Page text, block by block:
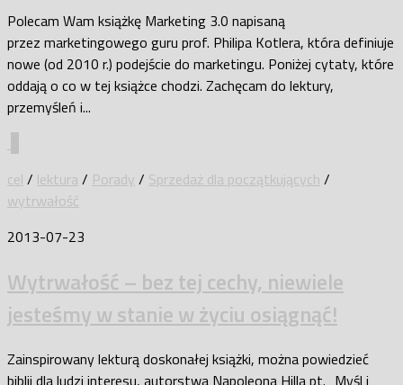
Polecam Wam książkę Marketing 3.0 napisaną
przez marketingowego guru prof. Philipa Kotlera, która definiuje
nowe (od 2010 r.) podejście do marketingu. Poniżej cytaty, które
oddają o co w tej książce chodzi. Zachęcam do lektury,
przemyśleń i...
cel / lektura/ Porady / Sprzedaż dla początkujących /
wytrwałość
2013-07-23
Wytrwałość – bez tej cechy, niewiele
jesteśmy w stanie w życiu osiągnąć!
Zainspirowany lekturą doskonałej książki, można powiedzieć
biblii dla ludzi interesu, autorstwa Napoleona Hilla pt. „Myśl i